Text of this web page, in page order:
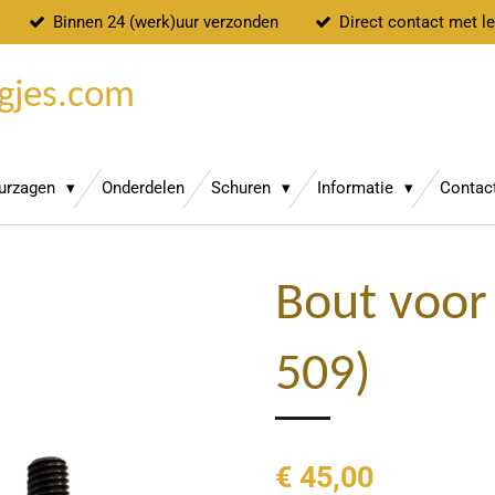
Binnen 24 (werk)uur verzonden Direct contact met
Onderdelen Schuren Informatie
Bout
509)
€ 45,00